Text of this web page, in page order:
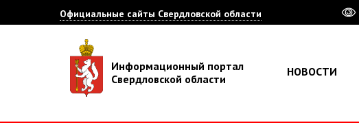
Официальные сайты Свердловской области
Информационный портал
Свердловской области
НОВОСТИ